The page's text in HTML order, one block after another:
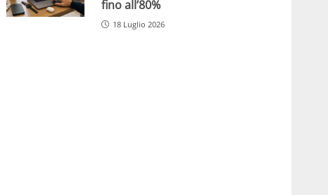
fino all’80%
18 Luglio 2026